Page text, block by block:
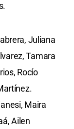
Juliana
Tamara
Rocío
Maira
Ailen